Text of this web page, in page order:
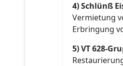
4) Schlünß
Vermietung
Erbringung
5) VT 628-